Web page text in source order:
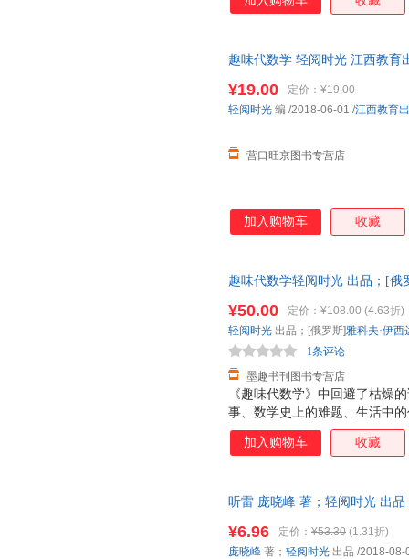
趣味代数学 轻阅时光 江西教育
¥19.00 定价： ¥19.00
营口旺京图书专营店
轻阅时光 编 /2018-06-01 /江西教育
加入购物车 收藏
趣味代数学轻阅时光 出品；[俄
发票！
《趣味代数学》中回避了枯燥
事、数学史上的难题、生活中
的就是为了培养起青少年们对
老师，当我们对一门学科发生
涉及了多种运算方法，也涉及
¥50.00 定价： ¥108.00 (4.63折)
墨趣书刊图书专营店
1条评论
轻阅时光 出品；[俄罗斯]雅科夫·伊西
加入购物车 收藏
听雷 庞晓峰 著；轻阅时光 出
¥6.96 定价： ¥53.30 (1.31折)
庞晓峰 著； 轻阅时光 出品 /2018-08-